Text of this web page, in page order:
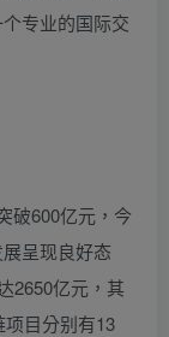
专业的国际交
600亿元，今
呈现良好态
2650亿元，其
目分别有13